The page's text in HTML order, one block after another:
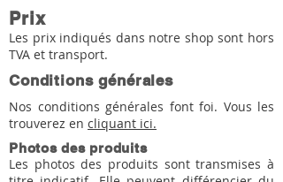
Prix
Les prix indiqués dans notre shop sont hors
TVA et transport.
Conditions générales
Nos conditions générales font foi. Vous les
trouverez en cliquant ici.
Photos des produits
Les photos des produits sont transmises à